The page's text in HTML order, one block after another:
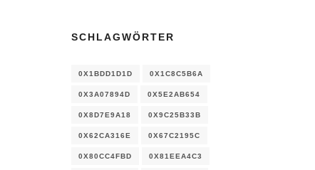
SCHLAGWÖRTER
0X1BDD1D1D 0X1C8C5B6A
0X3A07894D 0X5E2AB654
0X8D7E9A18 0X9C25B33B
0X62CA316E 0X67C2195C
0X80CC4FBD 0X81EEA4C3